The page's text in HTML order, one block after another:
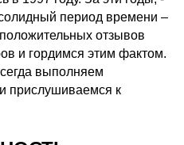
период времени –
отзывов
и гордимся этим фактом.
выполняем
прислушиваемся к